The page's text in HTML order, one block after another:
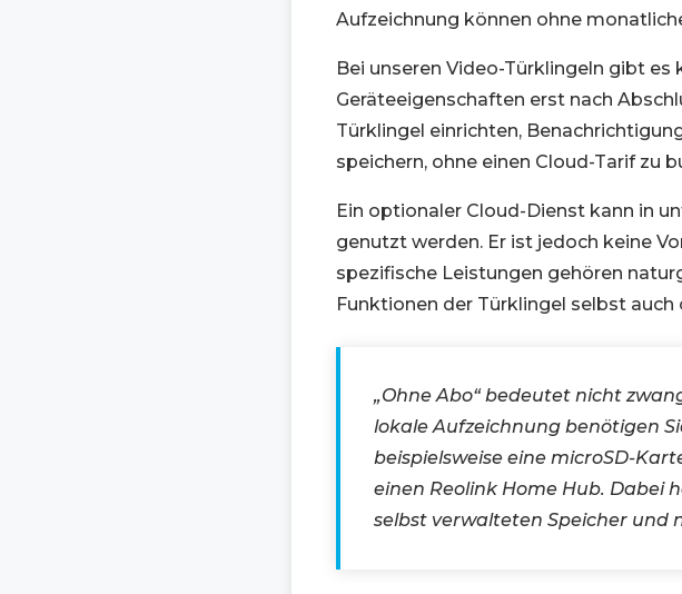
Aufzeichnung können ohne
Bei unseren Video-Türklingeln gibt
Geräteeigenschaften erst nach
Türklingel einrichten,
speichern, ohne einen Cloud-Tarif zu
Ein optionaler Cloud-Dienst kann in
genutzt werden. Er ist jedoch keine
spezifische Leistungen gehören
Funktionen der Türklingel selbst
„Ohne Abo“ bedeutet nicht
lokale Aufzeichnung benötigen
beispielsweise eine microSD-
einen Reolink Home Hub. Dabei
selbst verwalteten Speicher